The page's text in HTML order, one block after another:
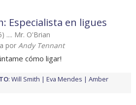
Especialista en ligues
.... Mr. O'Brian
por Andy Tennant
cómo ligar!
: Will Smith Eva Mendes
Amber